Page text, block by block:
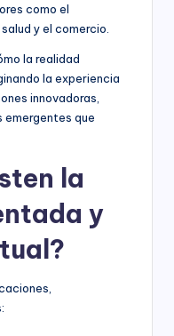
como el
y el comercio.
la realidad
la experiencia
innovadoras,
que
la
y